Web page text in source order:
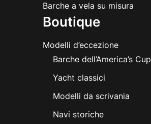
Barche a vela su misura
Boutique
Modelli d’eccezione
Barche dell’America’s Cup
Yacht classici
Modelli da scrivania
Navi storiche